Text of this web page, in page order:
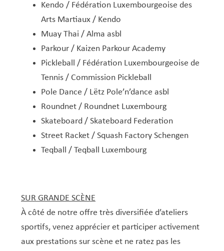
Kendo / Fédération Luxembourgeoise des
Arts Martiaux / Kendo
Muay Thai / Alma asbl
Parkour / Kaizen Parkour Academy
Pickleball / Fédération Luxembourgeoise de
Tennis / Commission Pickleball
Pole Dance / Lëtz Pole’n’dance asbl
Roundnet / Roundnet Luxembourg
Skateboard / Skateboard Federation
Street Racket / Squash Factory Schengen
Teqball / Teqball Luxembourg
SUR GRANDE SCÈNE
À côté de notre offre très diversifiée d’ateliers
sportifs, venez apprécier et participer activement
aux prestations sur scène et ne ratez pas les